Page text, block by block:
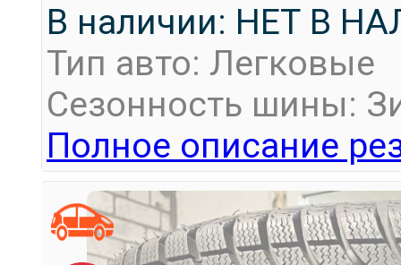
В наличии: НЕТ В
Тип авто: Легковые
Сезонность шины:
Полное описание